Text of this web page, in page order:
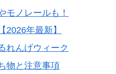
モノレールも！
2026年最新】
れんげウィーク
物と注意事項